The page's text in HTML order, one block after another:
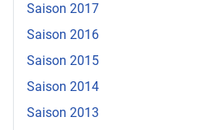
Saison 2017
Saison 2016
Saison 2015
Saison 2014
Saison 2013